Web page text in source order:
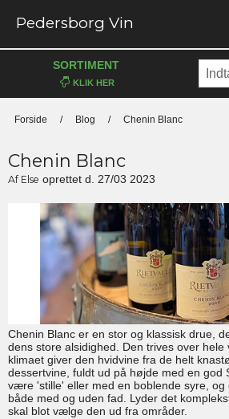
Pedersborg Vin
SORTIMENT
Forside / Blog / Chenin Blanc
Chenin Blanc
Af Else oprettet d. 27/03 2023
Chenin Blanc er en stor og klassisk drue,
dens store alsidighed. Den trives over
klimaet giver den hvidvine fra de helt
dessertvine, fuldt ud på højde med en god
være 'stille' eller med en boblende syre, og
både med og uden fad. Lyder det
skal blot vælge den ud fra områder.